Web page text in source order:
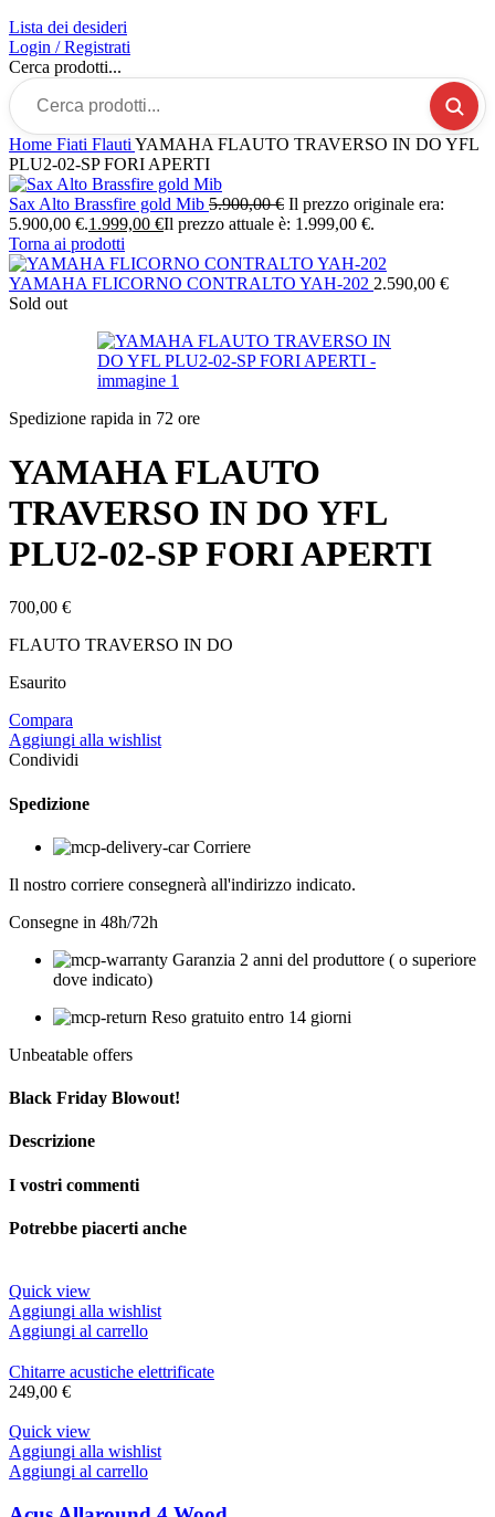
Lista dei desideri
Login / Registrati
Cerca prodotti...
Home Fiati Flauti YAMAHA FLAUTO TRAVERSO IN DO YFL
PLU2-02-SP FORI APERTI
Sax Alto Brassfire gold Mib 5.900,00€ Il prezzo originale era:
5.900,00 €.1.999,00 €Il prezzo attuale è: 1.999,00 €.
Torna ai prodotti
YAMAHA FLICORNO CONTRALTO YAH-202 2.590,00 €
Sold out
Spedizione rapida in 72 ore
YAMAHA FLAUTO
TRAVERSO IN DO YFL
PLU2-02-SP FORI APERTI
700,00 €
FLAUTO TRAVERSO IN DO
Esaurito
Compara
Aggiungi alla wishlist
Condividi
Spedizione
Corriere
Il nostro corriere consegnerà all'indirizzo indicato.
Consegne in 48h/72h
Garanzia 2 anni del produttore ( o superiore
dove indicato)
Reso gratuito entro 14 giorni
Unbeatable offers
Black Friday Blowout!
Descrizione
I vostri commenti
Potrebbe piacerti anche
Quick view
Aggiungi alla wishlist
Aggiungi al carrello
Chitarre acustiche elettrificate
249,00 €
Quick view
Aggiungi alla wishlist
Aggiungi al carrello